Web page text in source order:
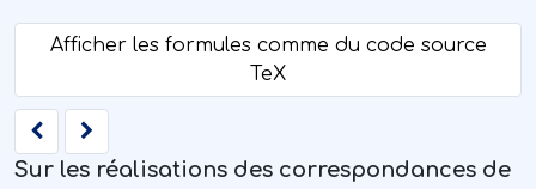
Sur les réalisations des correspondances de